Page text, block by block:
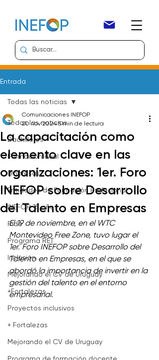
Entrada
Todas las noticias
Bachilleres
Formación dual
Empresas
Entidades de Formación Profesional
INEFOP 15 años
Ride
Programa RET
Inclusión
Mejorando el CV de Uruguay
+Fortalezas
Proyectos inclusivos
+ Fortalezas
Mejorando el CV de Uruguay
Todas las noticias
La capacitación como
elemento clave en las
organizaciones: 1er. Foro
INEFOP sobre Desarrollo
del Talento en Empresas
Comunicaciones INEFOP
20 nov 2024 5 min de lectura
El 19 de noviembre, en el WTC
Montevideo Free Zone, tuvo lugar el
1er. Foro INEFOP sobre Desarrollo del
Talento en Empresas, en el que se
abordó la importancia de invertir en la
gestión del talento en el entorno
empresarial.